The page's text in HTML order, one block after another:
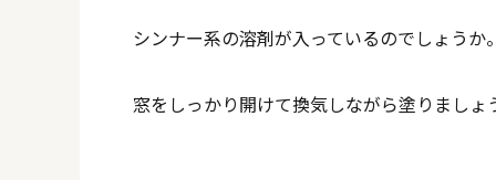
シンナー系の溶剤が入っているのでしょうか。
窓をしっかり開けて換気しながら塗りましょ